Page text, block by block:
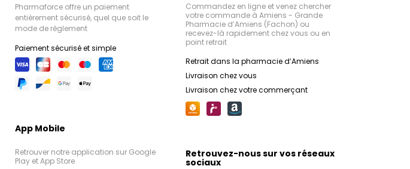
Pharmaforce offre un paiement
entièrement sécurisé, quel que soit le
mode de règlement
Paiement sécurisé et simple
App Mobile
Retrouver notre application sur Google
Play et App Store
Commandez en ligne et venez chercher
votre commande à Amiens - Grande
Pharmacie d’Amiens (Fachon) ou
recevez-là rapidement chez vous ou en
point retrait
Retrait dans la pharmacie d’Amiens
Livraison chez vous
Livraison chez votre commerçant
Retrouvez-nous sur vos réseaux
sociaux